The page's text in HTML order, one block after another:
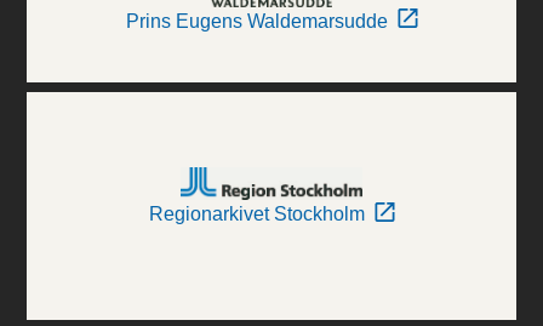
Prins Eugens Waldemarsudde
Regionarkivet Stockholm